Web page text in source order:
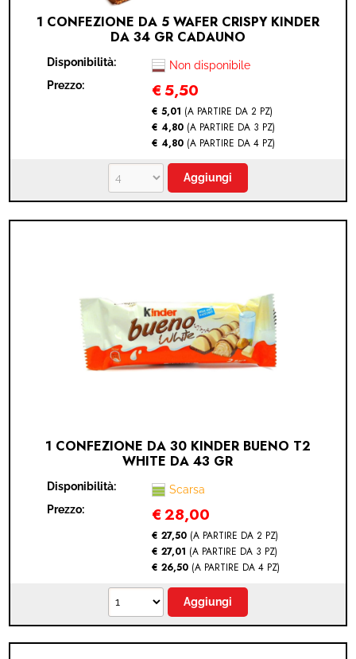
1 CONFEZIONE DA 5 WAFER CRISPY KINDER
DA 34 GR CADAUNO
Disponibilità:
Non disponibile
Prezzo:
€5,50
€ 5,01 (A PARTIRE DA 2 PZ)
€ 4,80 (A PARTIRE DA 3 PZ)
€ 4,80 (A PARTIRE DA 4 PZ)
1 CONFEZIONE DA 30 KINDER BUENO T2
WHITE DA 43 GR
Disponibilità:
Scarsa
Prezzo:
€28,00
€ 27,50 (A PARTIRE DA 2 PZ)
€ 27,01 (A PARTIRE DA 3 PZ)
€ 26,50 (A PARTIRE DA 4 PZ)